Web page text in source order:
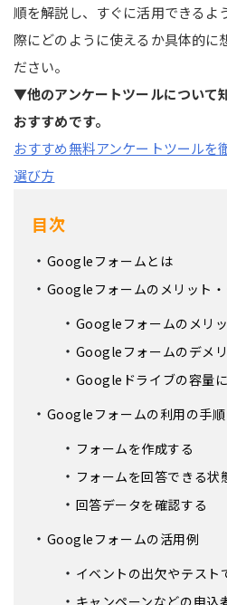
順を解説し、すぐに活用できるよ
際にどのように使えるか具体的に
ださい。
▼他のアンケートツールについて
おすすめです。
おすすめ無料アンケートツールを
選び方
目次
Googleフォームとは
Googleフォームのメリット
Googleフォームのメリ
Googleフォームのデメ
Googleドライブの容量
Googleフォームの利用の手順
フォームを作成する
フォームを回答できる状
回答データを確認する
Googleフォームの活用例
イベントの出欠やテスト
キャンペーンなどの申込